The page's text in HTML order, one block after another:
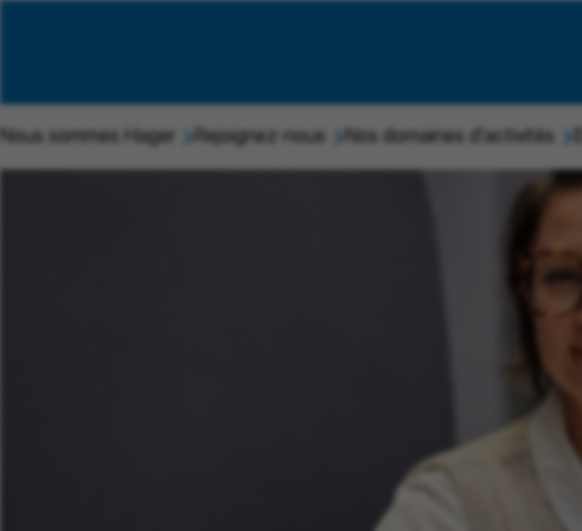
Nous sommes Hager Rejoignez-nous Nos domaines d'activités